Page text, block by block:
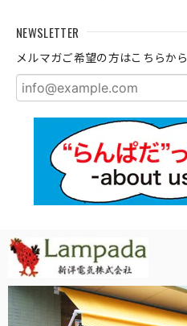
NEWSLETTER
メルマガご希望の方はこちらから